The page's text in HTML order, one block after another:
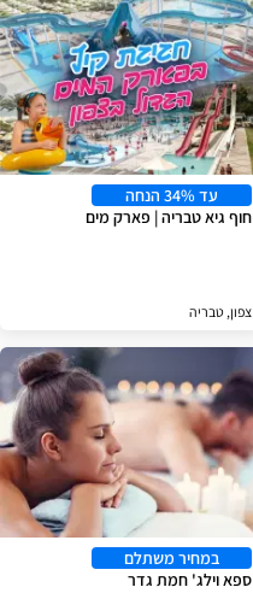
עד 34% הנחה
חוף גיא טבריה | פארק מים
צפון, טבריה
במחיר משתלם
ספא וילג' חמת גדר